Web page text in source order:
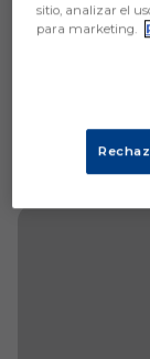
sitio, analizar el
para marketing.